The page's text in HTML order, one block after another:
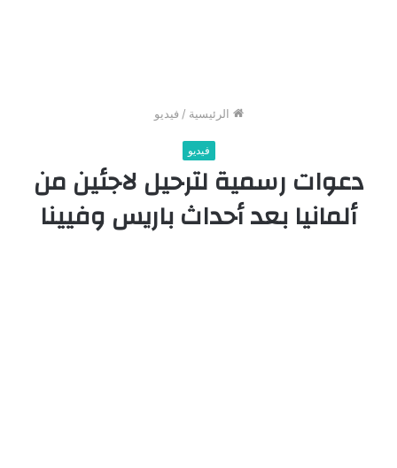
الرئيسية / فيديو
فيديو
دعوات رسمية لترحيل لاجئين من
ألمانيا بعد أحداث باريس وفيينا